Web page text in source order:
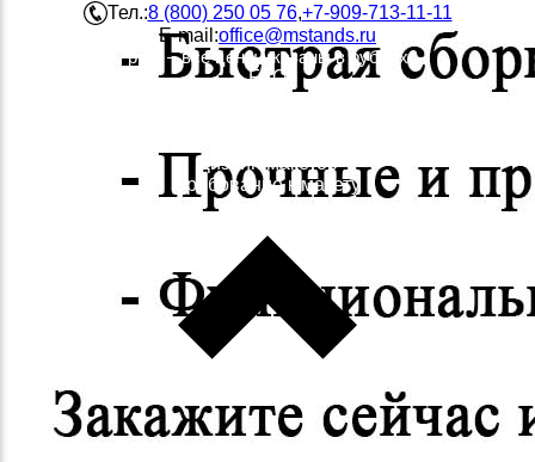
Тел.:8 (800) 250 05 76,+7-909-713-11-11
E-mail:office@mstands.ru
руб. – все цены указаны в рублях
FAQ
Изготовление фотопанели
Дизайн макетов
Требование к макету